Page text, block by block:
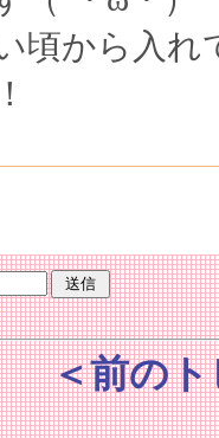
頃から入れ
＜前のト